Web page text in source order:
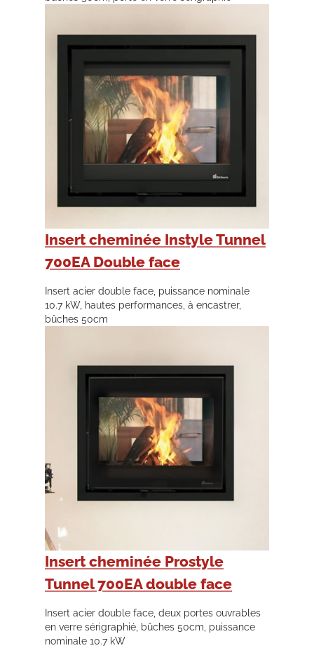
Insert cheminée Instyle Tunnel
700EA Double face
Insert acier double face, puissance nominale
10.7 kW, hautes performances, à encastrer,
bûches 50cm
Insert cheminée Prostyle
Tunnel 700EA double face
Insert acier double face, deux portes ouvrables
en verre sérigraphié, bûches 50cm, puissance
nominale 10.7 kW